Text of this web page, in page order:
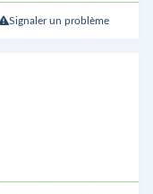
Signaler un problème